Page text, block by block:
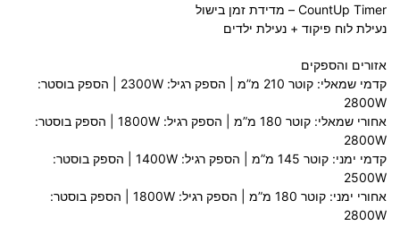
CountUp Timer – מדידת זמן בישול
נעילת לוח פיקוד + נעילת ילדים
אזורים והספקים
קדמי שמאלי: קוטר 210 מ”מ | הספק רגיל: 2300W | הספק בוסטר:
2800W
אחורי שמאלי: קוטר 180 מ”מ | הספק רגיל: 1800W | הספק בוסטר:
2800W
קדמי ימני: קוטר 145 מ”מ | הספק רגיל: 1400W | הספק בוסטר:
2500W
אחורי ימני: קוטר 180 מ”מ | הספק רגיל: 1800W | הספק בוסטר:
2800W